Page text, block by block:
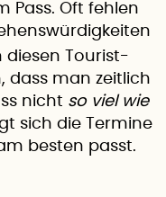
Pass. Oft fehlen
diesen Tourist-
dass man zeitlich
nicht so viel wie
sich die Termine
besten passt.